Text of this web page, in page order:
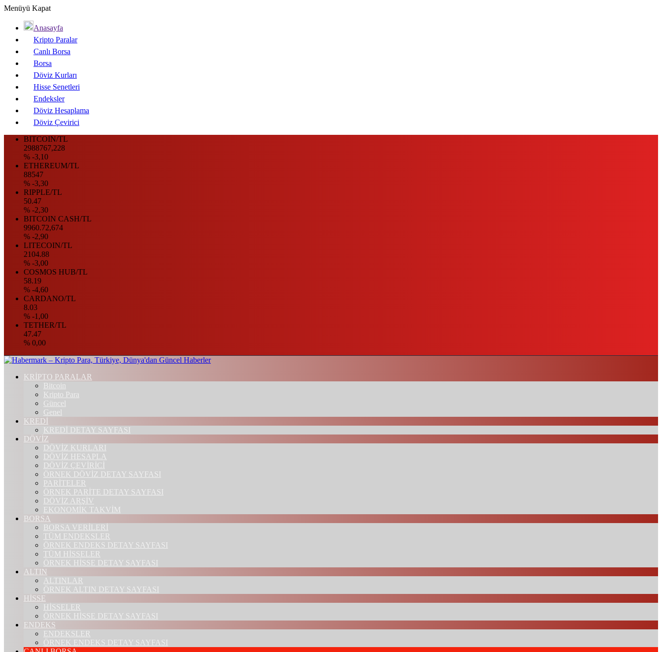
Menüyü Kapat
Anasayfa
Kripto Paralar
Canlı Borsa
Borsa
Döviz Kurları
Hisse Senetleri
Endeksler
Döviz Hesaplama
Döviz Çevirici
BITCOIN/TL
2988767,228
% -3,10
ETHEREUM/TL
88547
% -3,30
RIPPLE/TL
50.47
% -2,30
BITCOIN CASH/TL
9960.72,674
% -2,90
LITECOIN/TL
2104.88
% -3,00
COSMOS HUB/TL
58.19
% -4,60
CARDANO/TL
8.03
% -1,00
TETHER/TL
47.47
% 0,00
KRİPTO PARALAR
Bitcoin
Kripto Para
Güncel
Genel
KREDİ
KREDİ DETAY SAYFASI
DÖVİZ
DÖVİZ KURLARI
DÖVİZ HESAPLA
DÖVİZ ÇEVİRİCİ
ÖRNEK DÖVİZ DETAY SAYFASI
PARİTELER
ÖRNEK PARİTE DETAY SAYFASI
DÖVİZ ARŞİV
EKONOMİK TAKVİM
BORSA
BORSA VERİLERİ
TÜM ENDEKSLER
ÖRNEK ENDEKS DETAY SAYFASI
TÜM HİSSELER
ÖRNEK HİSSE DETAY SAYFASI
ALTIN
ALTINLAR
ÖRNEK ALTIN DETAY SAYFASI
HİSSE
HİSSELER
ÖRNEK HİSSE DETAY SAYFASI
ENDEKS
ENDEKSLER
ÖRNEK ENDEKS DETAY SAYFASI